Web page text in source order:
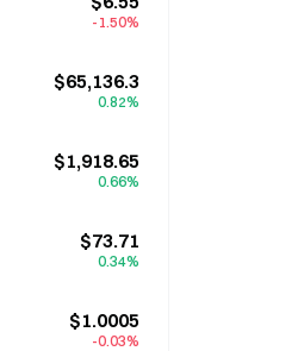
-1.50%
$65,136.3
0.82%
$1,918.65
0.66%
$73.71
0.34%
$1.0005
-0.03%